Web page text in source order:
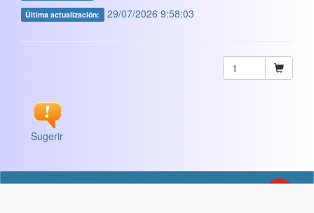
Última actualización: 29/07/2026 9:58:03
Sugerir